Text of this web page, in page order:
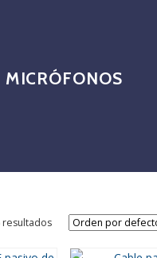
MICRÓFONOS
resultados